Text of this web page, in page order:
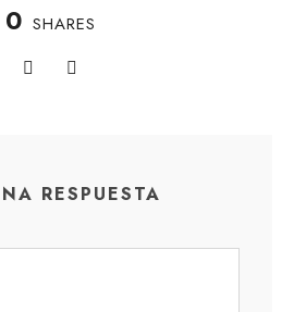
0 SHARES
RESPUESTA